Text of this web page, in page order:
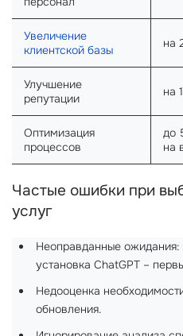
Увеличение
клиентской базы
на
Улучшение
репутации
на
Оптимизация
процессов
до
на
Частые ошибки при
услуг
Неоправданные ожидания:
установка ChatGPT –
Недооценка
обновления.